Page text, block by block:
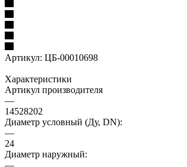
Артикул: ЦБ-00010698
Характеристики
Артикул производителя
—
14528202
Диаметр условный (Ду, DN):
—
24
Диаметр наружный:
—